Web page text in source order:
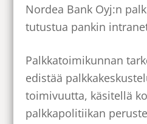
Nordea Bank Oyj:n
tutustua pankin
Palkkatoimikunnan
edistää
toimivuutta, käsitellä
palkkapolitiikan